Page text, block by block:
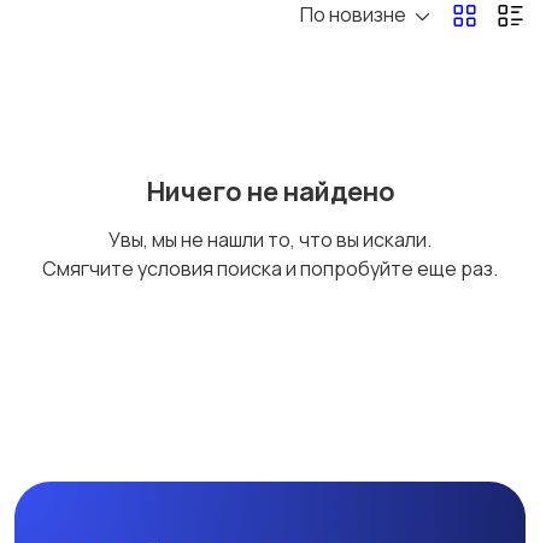
Бритвы и эпиляторы
По новизне
Ничего не найдено
Увы, мы не нашли то, что вы искали.
Смягчите условия поиска и попробуйте еще раз.